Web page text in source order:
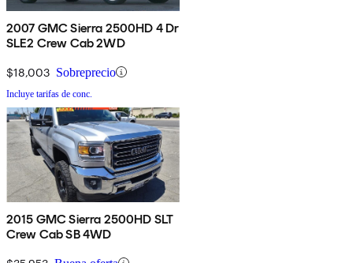
2007 GMC Sierra 2500HD 4 Dr
SLE2 Crew Cab 2WD
$18,003 Sobreprecio
Incluye tarifas de conc.
2015 GMC Sierra 2500HD SLT
Crew Cab SB 4WD